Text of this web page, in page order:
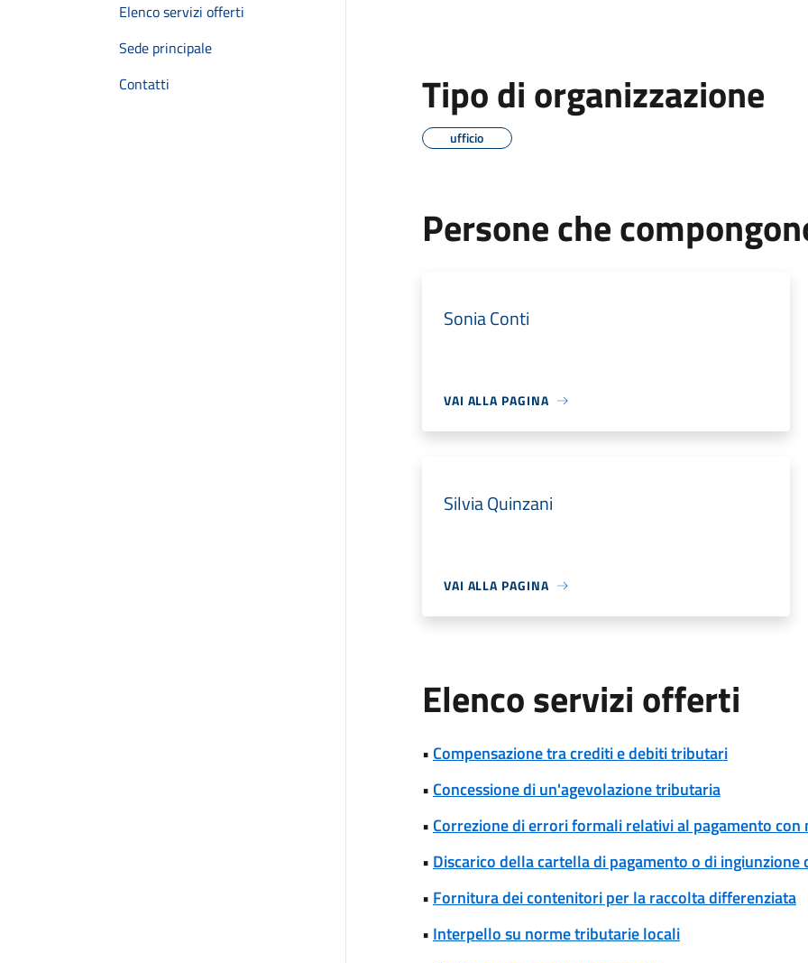
Elenco servizi offerti
Sede principale
Contatti
Tipo di organizzazione
ufficio
Persone che
Sonia Conti
VAI ALLA PAGINA
Silvia Quinzani
VAI ALLA PAGINA
Elenco servizi offerti
• Compensazione tra crediti e debiti tributari
• Concessione di un'agevolazione tributaria
• Correzione di errori formali relativi al pagamento con
• Discarico della cartella di pagamento o di
• Fornitura dei contenitori per la raccolta differenziata
• Interpello su norme tributarie locali